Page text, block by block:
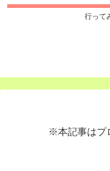
行って
※本記事はプ